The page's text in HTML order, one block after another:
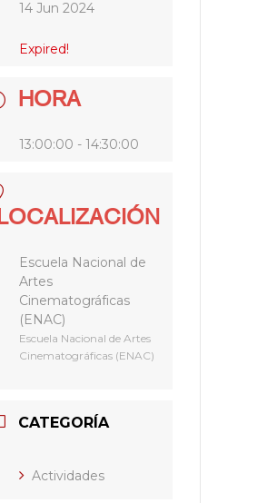
14 Jun 2024
Expired!
HORA
13:00:00 - 14:30:00
LOCALIZACIÓN
Escuela Nacional de
Artes
Cinematográficas
(ENAC)
Escuela Nacional de Artes
Cinematográficas (ENAC)
CATEGORÍA
Actividades